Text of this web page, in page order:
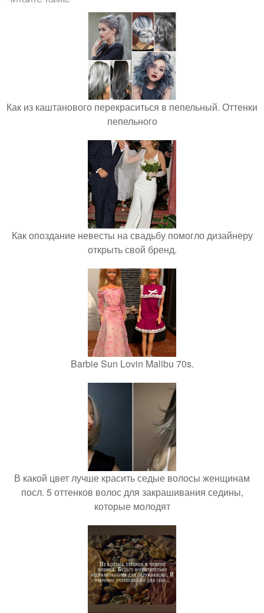
Как из каштанового перекраситься в пепельный. Оттенки
пепельного
Как опоздание невесты на свадьбу помогло дизайнеру
открыть свой бренд.
Barbie Sun Lovin Malibu 70s.
В какой цвет лучше красить седые волосы женщинам
посл. 5 оттенков волос для закрашивания седины,
которые молодят